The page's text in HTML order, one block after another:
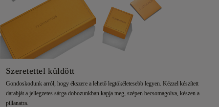
Szeretettel küldött
Gondoskodunk arról, hogy ékszere a lehető legtökéletesebb legyen. Kézzel készített
darabját a jellegzetes sárga dobozunkban kapja meg, szépen becsomagolva, készen a
pillanatra.